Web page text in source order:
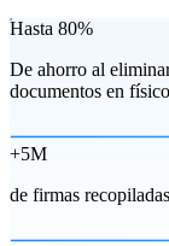
Hasta 80%
De ahorro al
documentos en
+5M
de firmas